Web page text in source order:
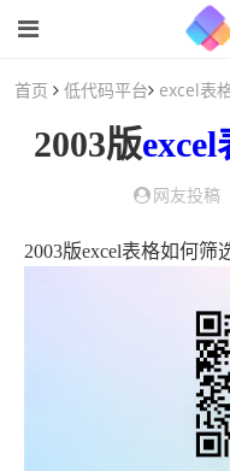
首页 低代码平台 excel表
2003版
网友投稿
2003版excel表格如何筛